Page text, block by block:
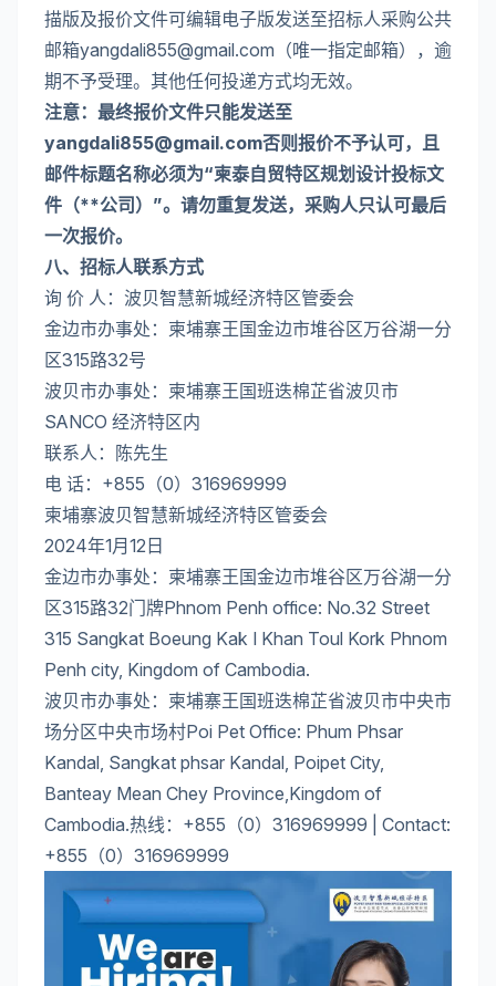
描版及报价文件可编辑电子版发送至招标人采购公共
邮箱yangdali855@gmail.com （唯一指定邮箱），逾
期不予受理。其他任何投递方式均无效。
注意：最终报价文件只能发送至
yangdali855@gmail.com否则报价不予认可，且
邮件标题名称必须为“柬泰自贸特区规划设计投标文
件（**公司）”。请勿重复发送，采购人只认可最后
一次报价。
八、招标人联系方式
询 价 人：波贝智慧新城经济特区管委会
金边市办事处：柬埔寨王国金边市堆谷区万谷湖一分
区315路32号
波贝市办事处：柬埔寨王国班迭棉芷省波贝市
SANCO 经济特区内
联系人：陈先生
电 话：+855（0）316969999
柬埔寨波贝智慧新城经济特区管委会
2024年1月12日
金边市办事处：柬埔寨王国金边市堆谷区万谷湖一分
区315路32门牌Phnom Penh office: No.32 Street
315 Sangkat Boeung Kak I Khan Toul Kork Phnom
Penh city, Kingdom of Cambodia.
波贝市办事处：柬埔寨王国班迭棉芷省波贝市中央市
场分区中央市场村Poi Pet Office: Phum Phsar
Kandal, Sangkat phsar Kandal, Poipet City,
Banteay Mean Chey Province,Kingdom of
Cambodia.热线：+855（0）316969999 | Contact:
+855（0）316969999